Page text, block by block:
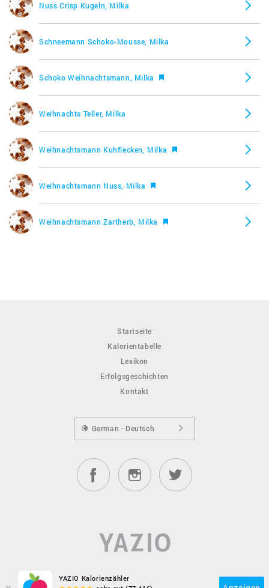
Milka Haselnuss, Milka
Milka Herzlichen Glückwunsch Milchcréme, Milka
Milka Marzipan-Creme, Milka
Milka Noisette, Milka
Milka TUC, Milka
Milka Waffel, Milka
Mini Genuss-Kugeln Milchcreme mit Mandeln, Milka
Nuss & Nougat Creme, Milka
Oreo Schokolade, Milka
Nuss Crisp Kugeln, Milka
Schneemann Schoko-Mousse, Milka
Schoko Weihnachtsmann, Milka
Weihnachts Teller, Milka
Weihnachtsmann Kuhflecken, Milka
Weihnachtsmann Nuss, Milka
Weihnachtsmann Zartherb, Milka
Startseite
Kalorientabelle
Lexikon
Erfolgsgeschichten
Kontakt
German · Deutsch
YAZIO Kalorienzähler